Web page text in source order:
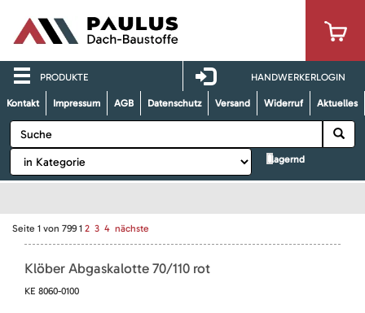
PRODUKTE HANDWERKERLOGIN
Kontakt Impressum AGB Datenschutz Versand Widerruf Aktuelles
lagernd
Seite 1 von 799 1 2 3 4 nächste
Klöber Abgaskalotte 70/110 rot
KE 8060-0100